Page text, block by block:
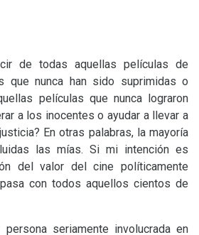
de todas aquellas películas de
que nunca han sido suprimidas o
películas que nunca lograron
a los inocentes o ayudar a llevar a
En otras palabras, la mayoría
las mías. Si mi intención es
del valor del cine políticamente
con todos aquellos cientos de
persona seriamente involucrada en